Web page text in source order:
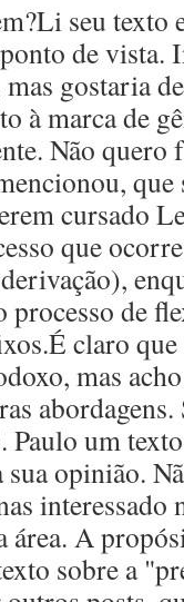
seu texto
de vista.
gostaria
à marca de
Não quero
cursado
que
processo de
claro
mas
Paulo um
sua opinião.
interessado
área. A
sobre a